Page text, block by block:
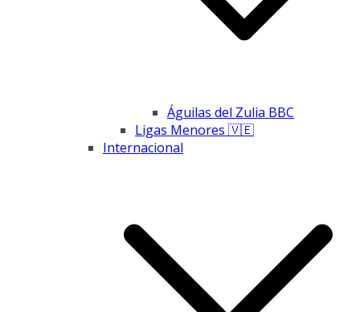
Águilas del Zulia BBC
Ligas Menores 🇻🇪
Internacional